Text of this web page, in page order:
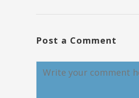
Post a Comment